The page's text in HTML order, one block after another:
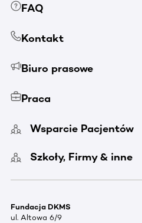
FAQ
Kontakt
Biuro prasowe
Praca
Wsparcie Pacjentów
Szkoły, Firmy & inne
Fundacja DKMS
ul. Altowa 6/9